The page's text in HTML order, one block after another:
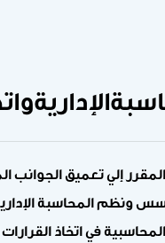
إلي تعميق الجوانب
ونظم المحاسبة
في اتخاذ